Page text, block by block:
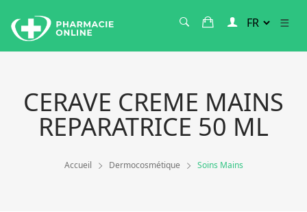
CERAVE CREME MAINS
REPARATRICE 50 ML
Accueil Dermocosmétique Soins Mains